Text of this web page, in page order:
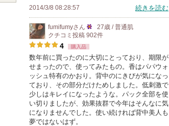
ー
に
に
入
り
登
録
2014/3/8 08:28:57 続きを読む
fumifumyさん
25
以
上
の
メ
ン
27歳 / 普通肌
クチコミ投稿 902件
4 購入品
数年前に買ったのに大切にとっており、期限が
せまったので、使ってみたもの。香はパパウォ
ッシュ特有のかおり。背中のにきびが気になっ
ており、その部分だけためしました。低刺激で
少しはキレイになったような。パック全部を使
い切りましたが、効果抜群で今年はそんなに気
になりませんでした。使い続ければ背中美人も
夢ではないはず。